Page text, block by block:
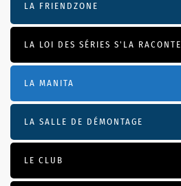
LA FRIENDZONE
LA LOI DES SÉRIES S'LA RACONTE
LA MANITA
LA SALLE DE DÉMONTAGE
LE CLUB